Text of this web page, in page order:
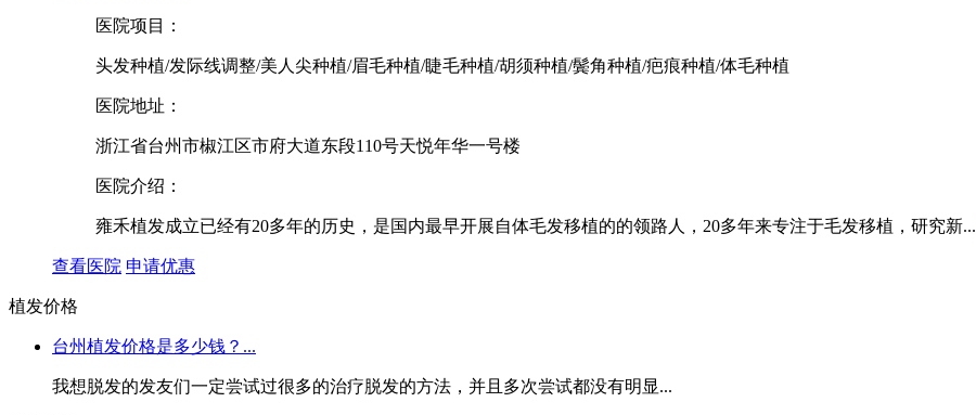
医院项目：
头发种植/发际线调整/美人尖种植/眉毛种植/睫毛种植/胡须种植/鬓角种植/疤痕种植/体毛种植
医院地址：
浙江省台州市椒江区市府大道东段110号天悦年华一号楼
医院介绍：
雍禾植发成立已经有20多年的历史，是国内最早开展自体毛发移植的的领路人，20多年来专注于毛发移植，研究新...
查看医院 申请优惠
植发价格
台州植发价格是多少钱？...
我想脱发的发友们一定尝试过很多的治疗脱发的方法，并且多次尝试都没有明显...